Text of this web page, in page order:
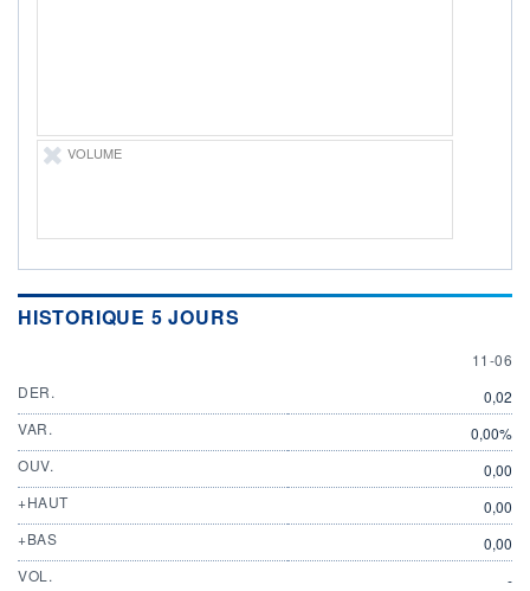
ÉLIGIBILITÉ
Non éligible
VOLUME
HISTORIQUE 5 JOURS
11
11-06
DER.
0,02
VAR.
0,00%
OUV.
0,00
+HAUT
0,00
+BAS
0,00
VOL.
-